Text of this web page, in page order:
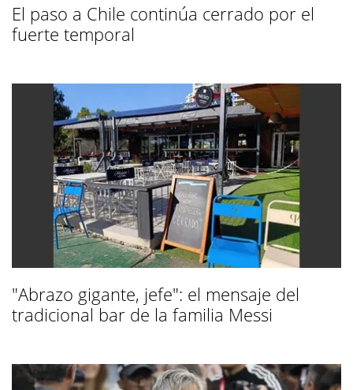
El paso a Chile continúa cerrado por el
fuerte temporal
"Abrazo gigante, jefe": el mensaje del
tradicional bar de la familia Messi